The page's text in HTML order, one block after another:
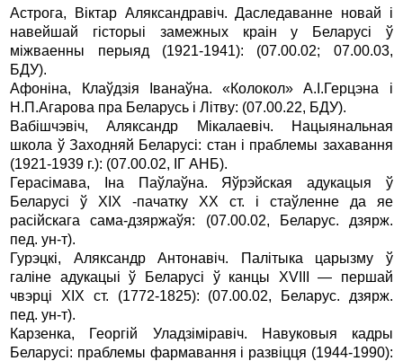
Астрога, Вiктар Аляксандравiч. Даследaванне новай i
навейшай гiсторыi замежных краiн y Беларусi ў
мiжваенны перыяд (1921-1941): (07.00.02; 07.00.03,
БДУ).
Афонiна, Клаўдзiя Iванаўна. «Колoкoл» А.I.Герцэна i
Н.П.Агарова пра Беларусь i Лiтву: (07.00.22, БДУ).
Вабiшчэвiч, Аляксандр Мiкалаевiч. Нацыянальная
школа ў Заходняй Беларусi: стан i праблемы захавання
(1921-1939 г.): (07.00.02, IГ АНБ).
Герасiмава, Iна Паўлаўна. Яўрэйская адукацыя ў
Беларусi ў XIX -пачатку XX ст. i стаўленне да яе
расiйскага сама-дзяржаўя: (07.00.02, Беларус. дзярж.
пед. ун-т).
Гурэцкi, Аляксандр Антонавiч. Палiтыка царызму ў
галiне адукацыi ў Беларусi ў канцы XVIII — першай
чвэрцi XIX ст. (1772-1825): (07.00.02, Беларус. дзярж.
пед. ун-т).
Карзенка, Георгiй Уладзiмiравiч. Навуковыя кадры
Беларусi: праблемы фармавання i развiцця (1944-1990):